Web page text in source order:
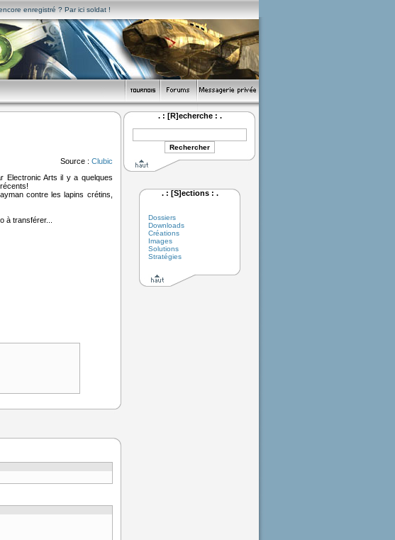
enregistré ? Par ici soldat !
Source : Clubic
Electronic Arts il y a quelques
contre les lapins crétins,
à transférer...
. : [R]echerche : .
. : [S]ections : .
Dossiers
Downloads
Créations
Images
Solutions
Stratégies